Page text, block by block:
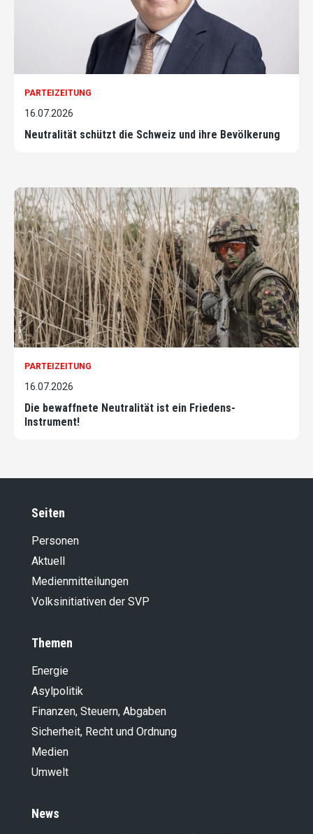
PARTEIZEITUNG
16.07.2026
Neutralität schützt die Schweiz und ihre Bevölkerung
PARTEIZEITUNG
16.07.2026
Die bewaffnete Neutralität ist ein Friedens-
Instrument!
Seiten
Personen
Aktuell
Medienmitteilungen
Volksinitiativen der SVP
Themen
Energie
Asylpolitik
Finanzen, Steuern, Abgaben
Sicherheit, Recht und Ordnung
Medien
Umwelt
News